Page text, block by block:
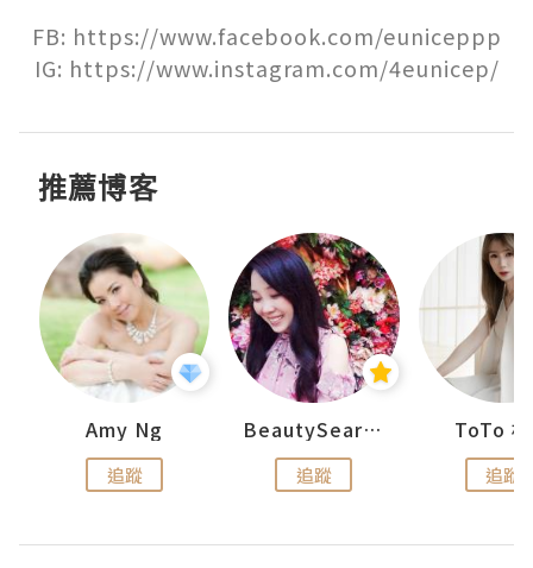
FB: https://www.facebook.com/euniceppp
IG: https://www.instagram.com/4eunicep/
推薦博客
Amy Ng
追蹤
BeautySearch
追蹤
ToTo
追蹤